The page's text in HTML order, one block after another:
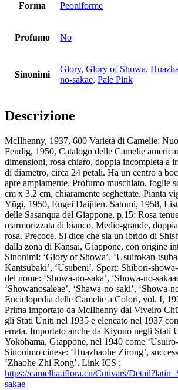
Forma Peoniforme
Profumo No
Sinonimi
Glory, Glory of Showa,
no-sakae, Pale Pink
Descrizione
McIlhenny, 1937, 600 Varietà di Camelie:
Fendig, 1950, Catalogo delle Camelie
dimensioni, rosa chiaro, doppia incompleta a
di diametro, circa 24 petali. Ha un centro a
apre ampiamente. Profumo muschiato, foglie
cm x 3.2 cm, chiaramente seghettate. Pianta
Yūgi, 1950, Engei Daijiten. Satomi, 1958,
delle Sasanqua del Giappone, p.15: Rosa
marmorizzata di bianco. Medio-grande,
rosa. Precoce. Si dice che sia un ibrido di
dalla zona di Kansai, Giappone, con origine
Sinonimi: ‘Glory of Showa’, ‘Usuirokan-
Kantsubaki’, ‘Usubeni’. Sport: Shibori-
del nome: ‘Showa-no-saka’, ‘Showa-no-
‘Showanosaleae’, ‘Shawa-no-saki’, ‘Showa-
Enciclopedia delle Camelie a Colori, vol. I,
Prima importato da McIlhenny dal Viveiro
gli Stati Uniti nel 1935 e elencato nel 1937
errata. Importato anche da Kiyono negli Stati
Yokohama, Giappone, nel 1940 come
Sinonimo cinese: ‘Huazhaohe Zirong’,
‘Zhaohe Zhi Rong’. Link ICS :
https://camellia.iflora.cn/Cutivars/
sakae